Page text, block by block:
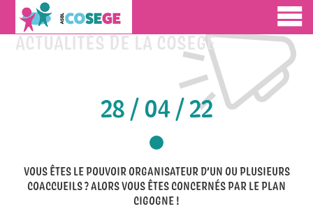
ACTUALITÉS DE LA COSEGE
28 / 04 / 22
VOUS ÊTES LE POUVOIR ORGANISATEUR D’UN OU PLUSIEURS
COACCUEILS ? ALORS VOUS ÊTES CONCERNÉS PAR LE PLAN
CIGOGNE !